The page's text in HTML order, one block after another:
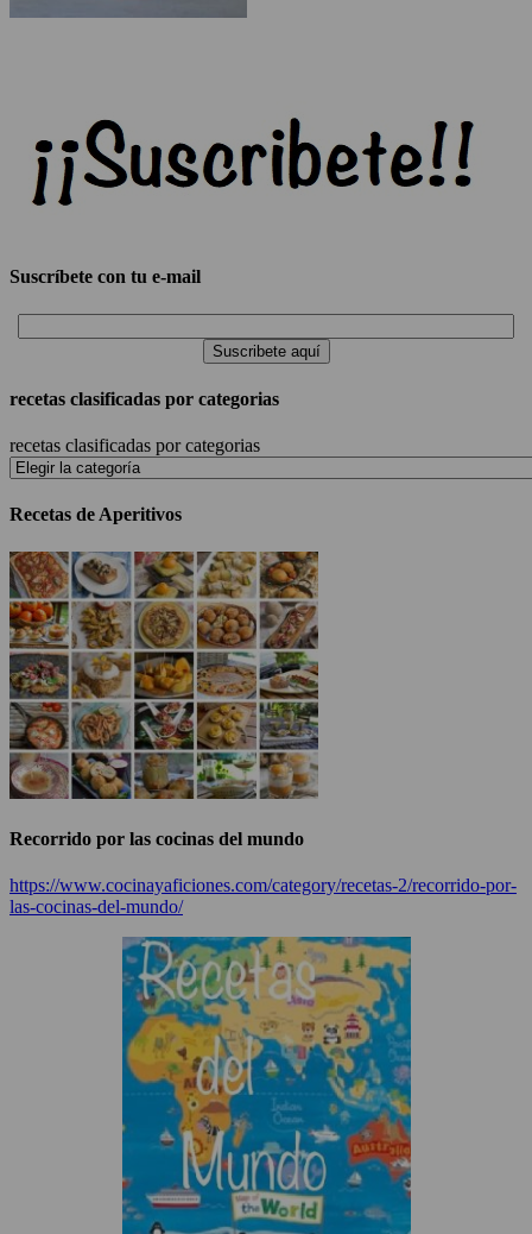
Suscríbete con tu e-mail
recetas clasificadas por categorias
recetas clasificadas por categorias
Recetas de Aperitivos
Recorrido por las cocinas del mundo
https://www.cocinayaficiones.com/category/recetas-2/recorrido-por-
las-cocinas-del-mundo/